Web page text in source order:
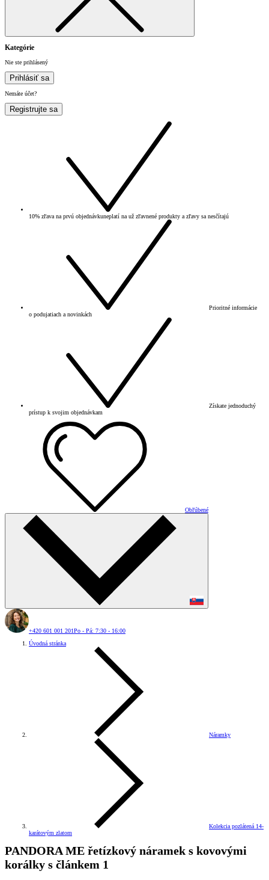
Kategórie
Nie ste prihlásený
Prihlásiť sa
Nemáte účet?
Registrujte sa
10% zľava na prvú objednávkuneplatí na už zľavnené produkty a zľavy sa nesčítajú
Prioritné informácie
o podujatiach a novinkách
Získate jednoduchý
prístup k svojim objednávkam
Obľúbené
+420 601 001 201Po - Pá: 7:30 - 16:00
Úvodná stránka
Náramky
Kolekcia pozlátená 14-
karátovým zlatom
PANDORA ME řetízkový náramek s kovovými
korálky s článkem 1